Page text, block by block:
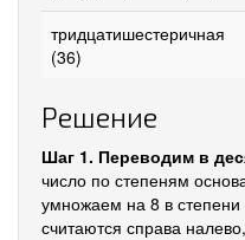
тридцатишестеричная
(36)
Решение
Шаг 1. Переводим в
число по степеням
умножаем на 8 в
считаются справа